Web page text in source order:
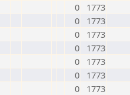
0
1773
0
1773
0
1773
0
1773
0
1773
0
1773
0
1773